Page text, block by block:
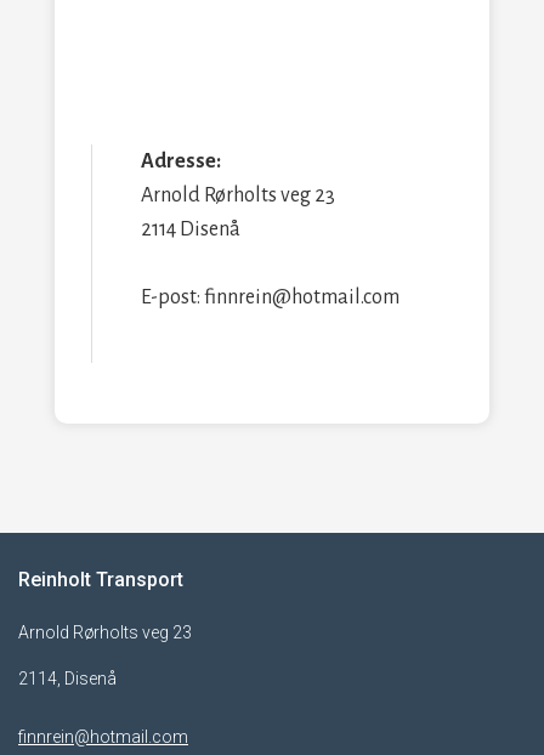
Adresse:
Arnold Rørholts veg 23
2114 Disenå
E-post: finnrein@hotmail.com
Reinholt Transport
Arnold Rørholts veg 23
2114, Disenå
finnrein@hotmail.com